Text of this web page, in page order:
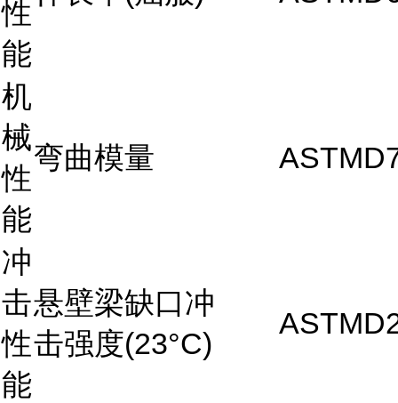
性
能
机
械
性
能
弯曲模量
冲
击
性
能
悬壁梁缺口冲
击强度(23°C)